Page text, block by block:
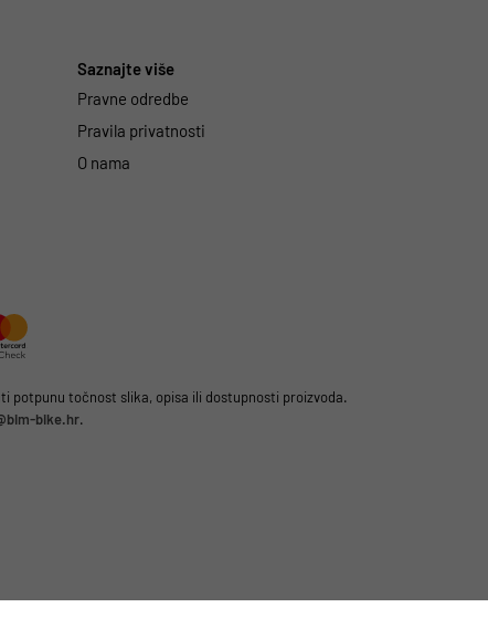
Saznajte više
Pravne odredbe
Pravila privatnosti
O nama
potpunu točnost slika, opisa ili dostupnosti proizvoda.
bike.hr.